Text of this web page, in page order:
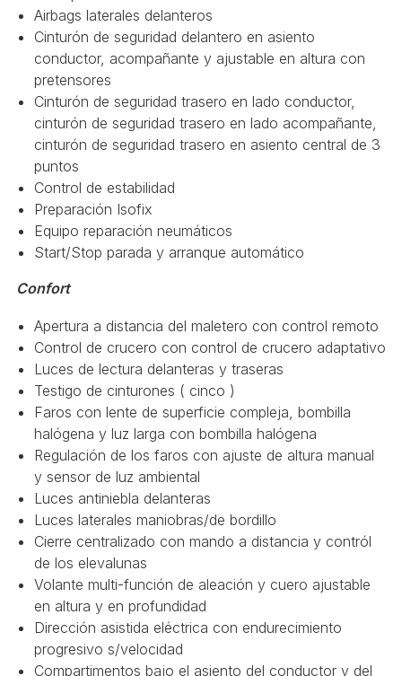
Airbags laterales delanteros
Cinturón de seguridad delantero en asiento
conductor, acompañante y ajustable en altura con
pretensores
Cinturón de seguridad trasero en lado conductor,
cinturón de seguridad trasero en lado acompañante,
cinturón de seguridad trasero en asiento central de 3
puntos
Control de estabilidad
Preparación Isofix
Equipo reparación neumáticos
Start/Stop parada y arranque automático
Confort
Apertura a distancia del maletero con control remoto
Control de crucero con control de crucero adaptativo
Luces de lectura delanteras y traseras
Testigo de cinturones ( cinco )
Faros con lente de superficie compleja, bombilla
halógena y luz larga con bombilla halógena
Regulación de los faros con ajuste de altura manual
y sensor de luz ambiental
Luces antiniebla delanteras
Luces laterales maniobras/de bordillo
Cierre centralizado con mando a distancia y contról
de los elevalunas
Volante multi-función de aleación y cuero ajustable
en altura y en profundidad
Dirección asistida eléctrica con endurecimiento
progresivo s/velocidad
Compartimentos bajo el asiento del conductor y del